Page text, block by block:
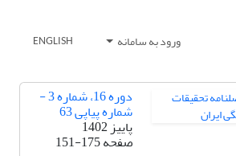
ورود به سامانه ENGLISH
دوره 16، شماره 3 -
شماره پیاپی 63
پاییز 1402
صفحه151-175